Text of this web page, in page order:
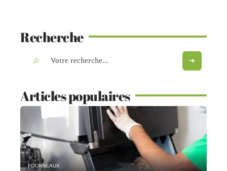
Recherche
Articles populaires
FOURNEAUX